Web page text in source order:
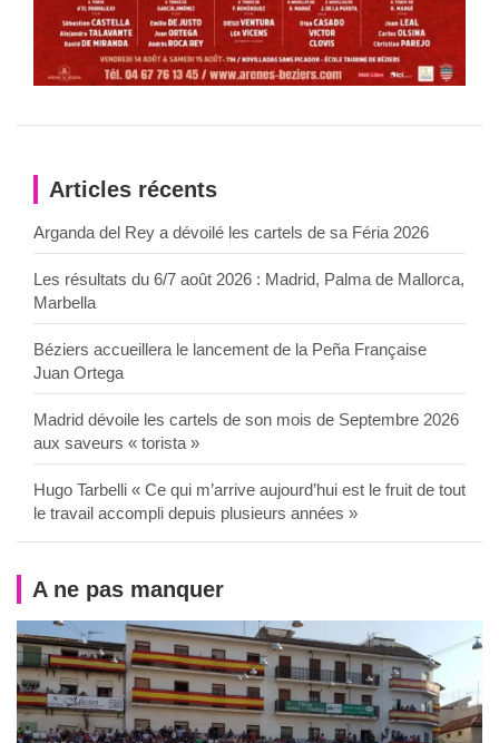
Articles récents
Arganda del Rey a dévoilé les cartels de sa Féria 2026
Les résultats du 6/7 août 2026 : Madrid, Palma de Mallorca,
Marbella
Béziers accueillera le lancement de la Peña Française
Juan Ortega
Madrid dévoile les cartels de son mois de Septembre 2026
aux saveurs « torista »
Hugo Tarbelli « Ce qui m’arrive aujourd’hui est le fruit de tout
le travail accompli depuis plusieurs années »
A ne pas manquer